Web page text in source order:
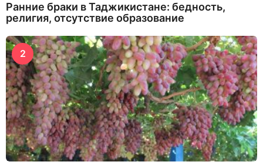
Ранние браки в Таджикистане: бедность,
религия, отсутствие образование
2